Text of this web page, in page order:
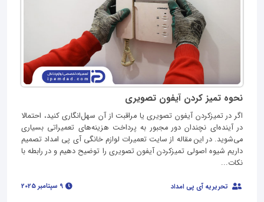
نحوه تمیز کردن آیفون تصویری
اگر در تمیزکردن آیفون تصویری یا مراقبت از آن سهل‌انگاری کنید، احتمالا
در آینده‌ای نچندان دور مجبور به پرداخت هزینه‌های تعمیراتی بسیاری
می‌شوید. در این مقاله از سایت تعمیرات لوازم خانگی آی پی امداد تصمیم
داریم شیوه اصولی تمیزکردن آيفون تصویری را توضیح دهیم و در رابطه با
نکات...
تحریریه آی پی امداد